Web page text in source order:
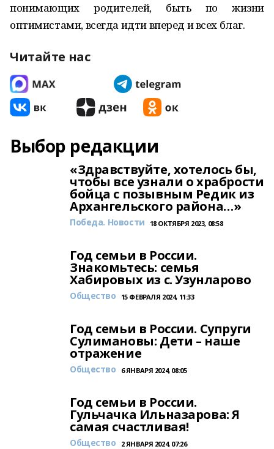
понимающих родителей, быть по жизни
оптимистами, всегда идти вперед и всех благ.
Читайте нас
Выбор редакции
«Здравствуйте, хотелось бы,
чтобы все узнали о храбрости
бойца с позывным Редик из
Архангельского района…»
Победа. Новости 18 ОКТЯБРЯ 2023, 08:58
Год семьи в России.
Знакомьтесь: семья
Хабировых из с. Узунларово
Общество 15 ФЕВРАЛЯ 2024, 11:33
Год семьи в России. Супруги
Сулимановы: Дети – наше
отражение
Общество 6 ЯНВАРЯ 2024, 08:05
Год семьи в России.
Гульчачка Ильназарова: Я
самая счастливая!
Общество 2 ЯНВАРЯ 2024, 07:26